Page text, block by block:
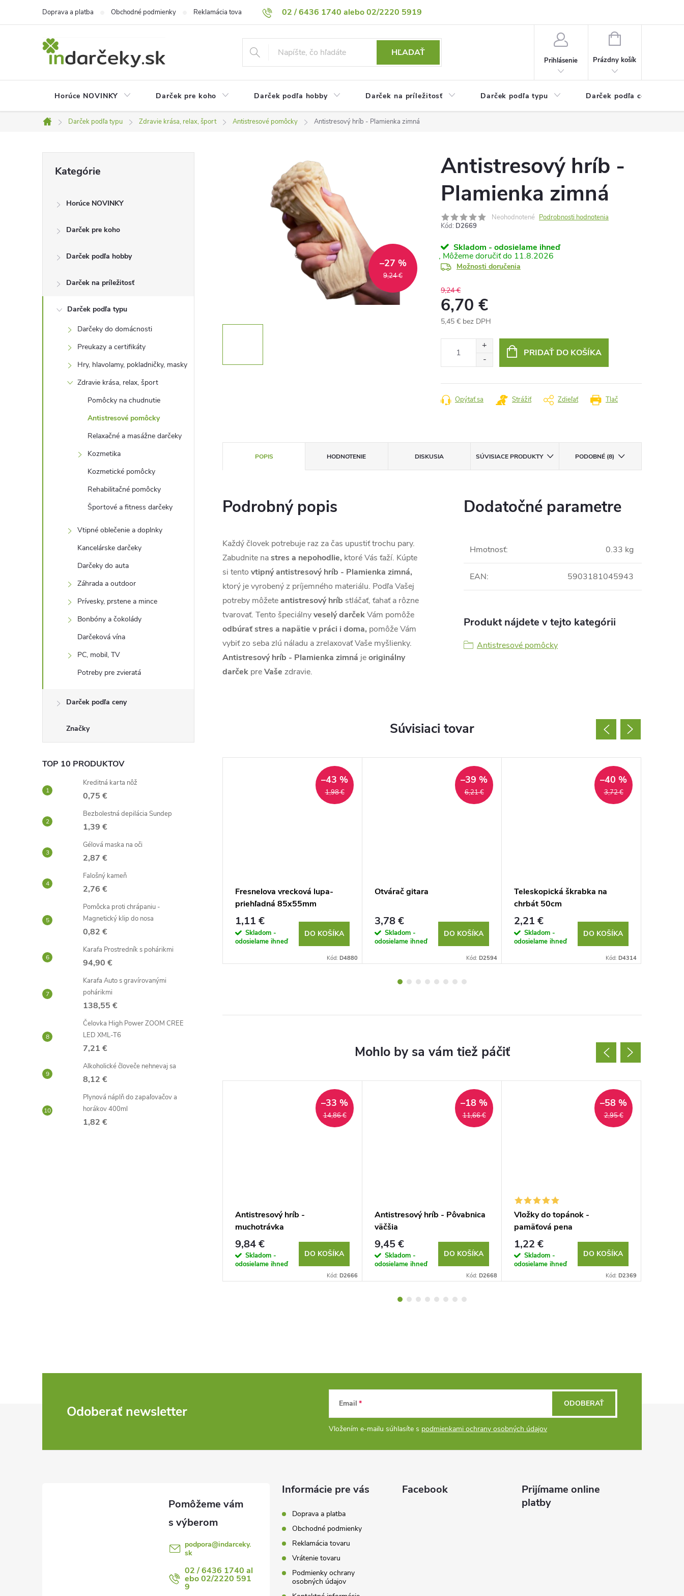
02 / 6436 1740 alebo 02/2220 5919
Doprava a platba Obchodné podmienky Reklamácia tovaru Vrátenie tovaru Podmienky ochrany osobných údajov
HĽADAŤ
Prihlásenie
NÁKUPNÝ
Prázdny košík
Horúce NOVINKY Darček pre koho Darček podľa hobby Darček na príležitosť Darček podľa typu Darček podľa ceny
Domov
Darček podľa typu Zdravie krása, relax, šport Antistresové pomôcky Antistresový hríb - Plamienka zimná
p
kategórie
Kategórie
Horúce NOVINKY
Darček pre koho
Darček podľa hobby
Darček na príležitosť
Darček podľa typu
Darčeky do domácnosti
Preukazy a certifikáty
Hry, hlavolamy, pokladničky, masky
Zdravie krása, relax, šport
Pomôcky na chudnutie
Antistresové pomôcky
Relaxačné a masážne darčeky
Kozmetika
Kozmetické pomôcky
Rehabilitačné pomôcky
Športové a fitness darčeky
Vtipné oblečenie a doplnky
Kancelárske darčeky
Darčeky do auta
Záhrada a outdoor
Prívesky, prstene a mince
Bonbóny a čokolády
Darčeková vína
PC, mobil, TV
Potreby pre zvieratá
Darček podľa ceny
Značky
TOP 10 PRODUKTOV
Kreditná karta nôž
0,75 €
Bezbolestná depilácia Sundep
1,39 €
Gélová maska ​​na oči
2,87 €
Falošný kameň
2,76 €
Pomôcka proti chrápaniu -
Magnetický klip do nosa
0,82 €
Karafa Prostredník s pohárikmi
94,90 €
Karafa Auto s gravírovanými
pohárikmi
138,55 €
Čelovka High Power ZOOM CREE
LED XML-T6
7,21 €
Alkoholické človeče nehnevaj sa
8,12 €
Plynová náplň do zapaľovačov a
horákov 400ml
1,82 €
9,24 €
–27 %
Antistresový hríb -
Plamienka zimná
Neohodnotené Podrobnosti hodnotenia
Kód: D2669
Skladom - odosielame ihneď
11.8.2026
Možnosti doručenia
9,24 €
6,70 €
5,45 € bez DPH
PRIDAŤ DO KOŠÍKA
Tlač
Opýtať sa Strážiť Zdieľať
POPIS HODNOTENIE DISKUSIA SÚVISIACE PRODUKTY PODOBNÉ (8)
Podrobný popis
Každý človek potrebuje raz za čas upustiť trochu pary.
Zabudnite nastres a nepohodlie, ktoré Vás ťaží. Kúpte
si tento vtipný antistresový hríb - Plamienka zimná,
ktorý je vyrobený z príjemného materiálu. Podľa Vašej
potreby môžeteantistresový hríb stláčať, ťahať a rôzne
tvarovať. Tento špeciálnyveselý darčekVám pomôže
odbúrať stres a napätie v práci i doma, pomôže Vám
vybiť zo seba zlú náladu a zrelaxovať Vaše myšlienky.
Antistresový hríb - Plamienka zimná jeoriginálny
darček preVaše zdravie.
Dodatočné parametre
Hmotnosť: 0.33 kg
EAN: 5903181045943
Produkt nájdete v tejto kategórii
Antistresové pomôcky
Súvisiaci tovar
3,31 €
Kód:
Samozatváracia sieť proti
hmyzu 210cm
2,96 €
Skladom -
1,98 €
–43 %
Fresnelova vrecková lupa-
priehľadná 85x55mm
1,11 €
Skladom -
odosielame ihneď
DO KOŠÍKA
Kód: D4880
6,21 €
–39 %
Otvárač gitara
3,78 €
Skladom -
odosielame ihneď
DO KOŠÍKA
Kód: D2594
3,72 €
–40 %
Teleskopická škrabka na
chrbát 50cm
2,21 €
Skladom -
odosielame ihneď
DO KOŠÍKA
Kód: D4314
26,28 €
–42 %
14,86 €
–33 %
Antistresový hríb -
muchotrávka
9,84 €
Skladom -
odosielame ihneď
DO KOŠÍKA
Kód: D2666
11,66 €
–18 %
Antistresový hríb - Pôvabnica
väčšia
9,45 €
Skladom -
odosielame ihneď
DO KOŠÍKA
Kód: D2668
2,95 €
–58 %
Vložky do topánok -
pamäťová pena
1,22 €
Skladom -
odosielame ihneď
DO KOŠÍKA
Kód: D2369
Odoberať newsletter Email
Vložením e-mailu súhlasíte s podmienkami ochrany osobných údajov
ODOBERAŤ
podpora@indarceky.
sk
02 / 6436 1740 al
ebo 02/2220 591
9
Informácie pre vás
Doprava a platba
Obchodné podmienky
Reklamácia tovaru
Vrátenie tovaru
Podmienky ochrany
osobných údajov
Facebook
Prijímame online
platby